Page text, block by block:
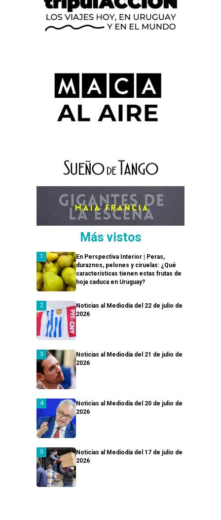
Más vistos
En Perspectiva Interior | Peras,
duraznos, pelones y ciruelas: ¿Qué
características tienen estas frutas de
hoja caduca en Uruguay?
Noticias al Mediodía del 22 de julio de
2026
Noticias al Mediodía del 21 de julio de
2026
Noticias al Mediodía del 20 de julio de
2026
Noticias al Mediodía del 17 de julio de
2026